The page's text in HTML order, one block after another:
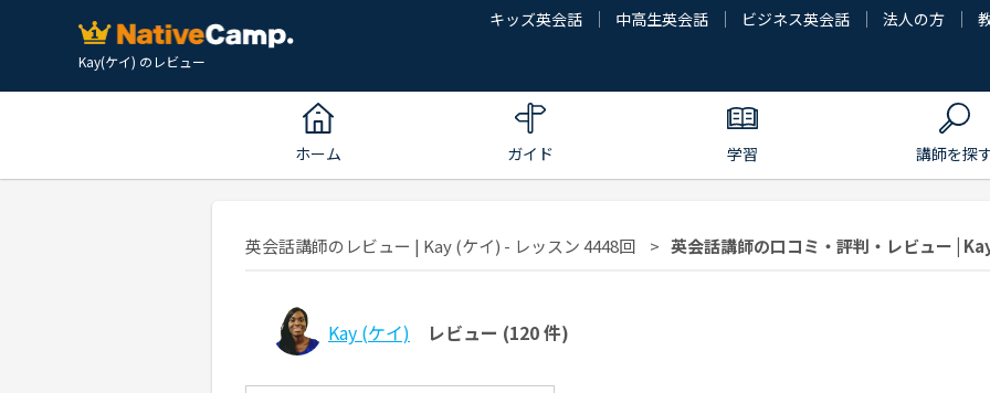
Kay(ケイ) のレビュー
キッズ英会話 中高生英会話 ビジネス英会話 法人の方
ホーム ガイド 学習 講師を探
英会話講師のレビュー | Kay (ケイ) - レッスン 4448回 英会話講師の口コミ・評判・レビュー |
Kay (ケイ) レビュー (120 件)